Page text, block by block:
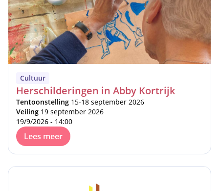
Cultuur
Herschilderingen in Abby Kortrijk
Tentoonstelling 15-18 september 2026
Veiling 19 september 2026
19/9/2026 - 14:00
Lees meer